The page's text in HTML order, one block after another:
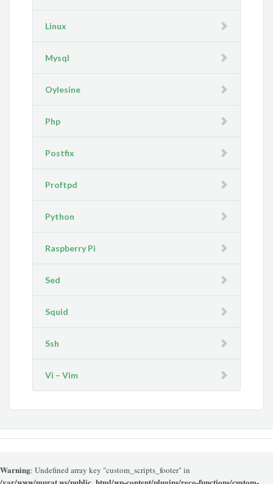
Linux
Mysql
Oylesine
Php
Postfix
Proftpd
Python
Raspberry Pi
Sed
Squid
Ssh
Vi – Vim
Warning: Undefined array key "custom_scripts_footer" in
/var/www/murat.ws/public_html/wp-content/plugins/reco-functions/custom-